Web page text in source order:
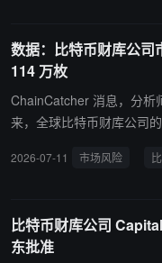
心园区提供电力并进行建设。 此次投资是 CDP 约 7000 万
融资的一部分，用于支持
目占地超过 3500 英亩，
总装机容量将达到约 1 吉
数据：比特币财库公司
114 万枚
ChainCatcher 消息，分析
来，全球比特币财库公司
万枚增至 114 万枚——市值
年 11 月至 2025 年 10 月
格区间约为 75,000 至
2026-07-11 市场风险
比特币财库公司
东批准